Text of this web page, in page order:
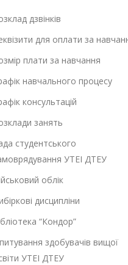
дзвінків
для оплати за
плати за навчання
навчального процесу
консультацій
занять
студентського
УТЕІ ДТЕУ
облік
дисципліни
“Кондор”
здобувачів вищої
УТЕІ ДТЕУ